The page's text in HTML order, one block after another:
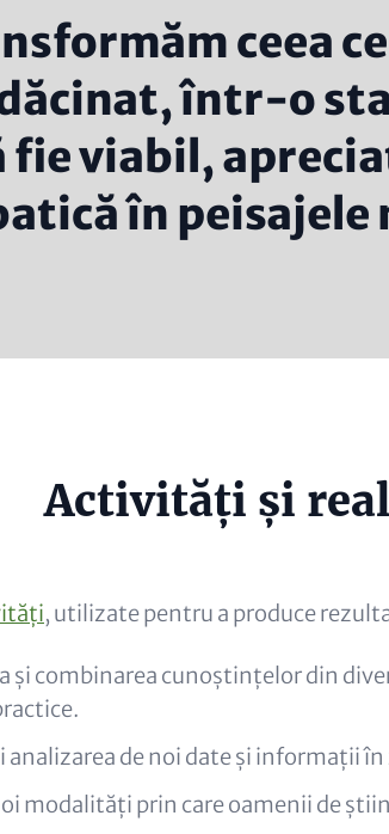
ceea
într-o
viabil,
în
Activități și
, utilizate pentru a produce
și combinarea cunoștințelor din
analizarea de noi date și informații în
modalități prin care oamenii de